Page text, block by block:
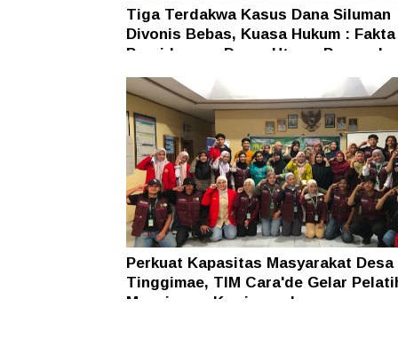
Tiga Terdakwa Kasus Dana Siluman
Divonis Bebas, Kuasa Hukum : Fakta
Persidangan Dasar Utama Penegakan
Hukum
Perkuat Kapasitas Masyarakat Desa
Tinggimae, TIM Cara'de Gelar
Manajemen Kewirausahaan